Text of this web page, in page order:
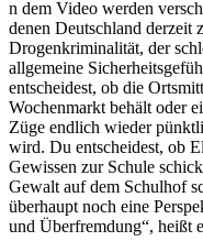
n dem Video werden
denen Deutschland derzeit
Drogenkriminalität, der
allgemeine
entscheidest, ob die
Wochenmarkt behält oder
Züge endlich wieder
wird. Du entscheidest, ob
Gewissen zur Schule
Gewalt auf dem Schulhof
überhaupt noch eine
und Überfremdung“, heißt